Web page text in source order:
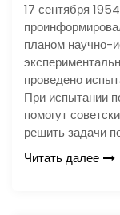
17 сентября
планом научно-
проведено
При испытании
помогут
решить задачи
Читать далее